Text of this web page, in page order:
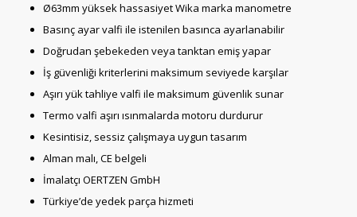
Ø63mm yüksek hassasiyet Wika marka manometre
Basınç ayar valfi ile istenilen basınca ayarlanabilir
Doğrudan şebekeden veya tanktan emiş yapar
İş güvenliği kriterlerini maksimum seviyede karşılar
Aşırı yük tahliye valfi ile maksimum güvenlik sunar
Termo valfi aşırı ısınmalarda motoru durdurur
Kesintisiz, sessiz çalışmaya uygun tasarım
Alman malı, CE belgeli
İmalatçı OERTZEN GmbH
Türkiye’de yedek parça hizmeti